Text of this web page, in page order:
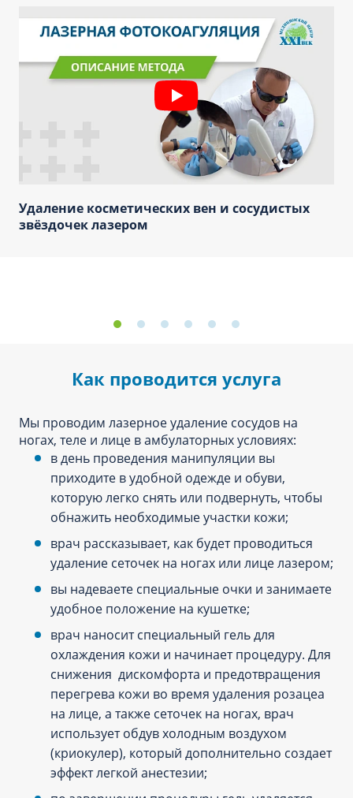
Удаление косметических вен и сосудистых
звёздочек лазером
Как проводится услуга
Мы проводим лазерное удаление сосудов на
ногах, теле и лице в амбулаторных условиях:
в день проведения манипуляции вы
приходите в удобной одежде и обуви,
которую легко снять или подвернуть, чтобы
обнажить необходимые участки кожи;
врач рассказывает, как будет проводиться
удаление сеточек на ногах или лице лазером;
вы надеваете специальные очки и занимаете
удобное положение на кушетке;
врач наносит специальный гель для
охлаждения кожи и начинает процедуру. Для
снижения дискомфорта и предотвращения
перегрева кожи во время удаления розацеа
на лице, а также сеточек на ногах, врач
использует обдув холодным воздухом
(криокулер), который дополнительно создает
эффект легкой анестезии;